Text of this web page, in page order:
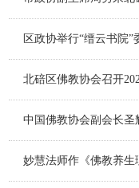
区政协举行“缙云书院